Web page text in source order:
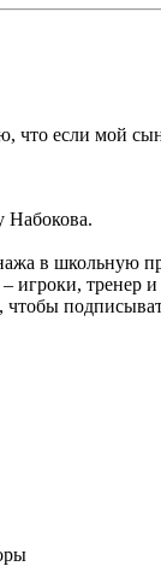
что если мой сын
Набокова.
в
игроки, тренер